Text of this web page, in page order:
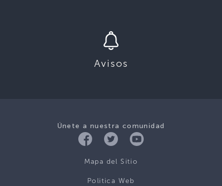
Avisos
Únete a nuestra comunidad
Mapa del Sitio
Politica Web